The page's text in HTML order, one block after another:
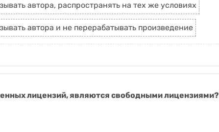
автора, распространять на тех же условиях
автора и не перерабатывать произведение
лицензий, являются свободными лицензиями?